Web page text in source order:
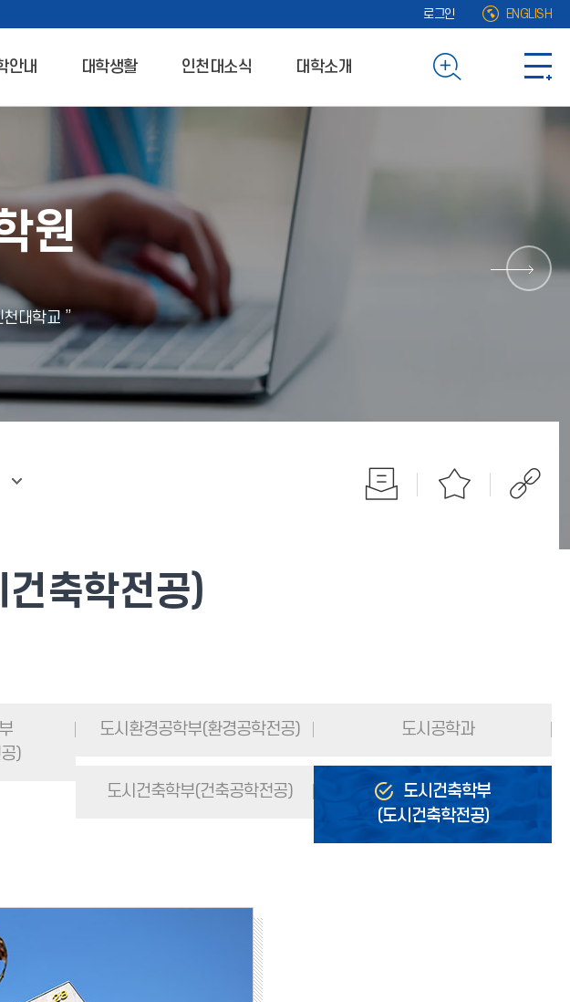
로그인 ENGLISH
안내 대학생활 인천대소식 대학소개
원
대학교 ”
축학전공)
)
도시환경공학부(환경공학전공) 도시공학과
도시건축학부(건축공학전공)
도시건축학부
(도시건축학전공)